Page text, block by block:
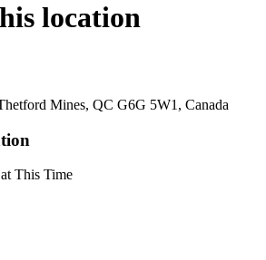
location
Mines, QC G6G 5W1, Canada
This Time